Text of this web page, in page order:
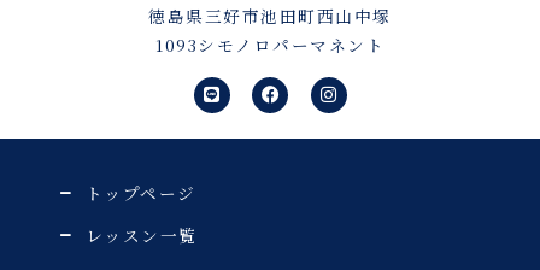
徳島県三好市池田町西山中塚
1093シモノロパーマネント
L
i
n
e
F
a
c
e
I
n
s
t
トップページ
レッスン一覧